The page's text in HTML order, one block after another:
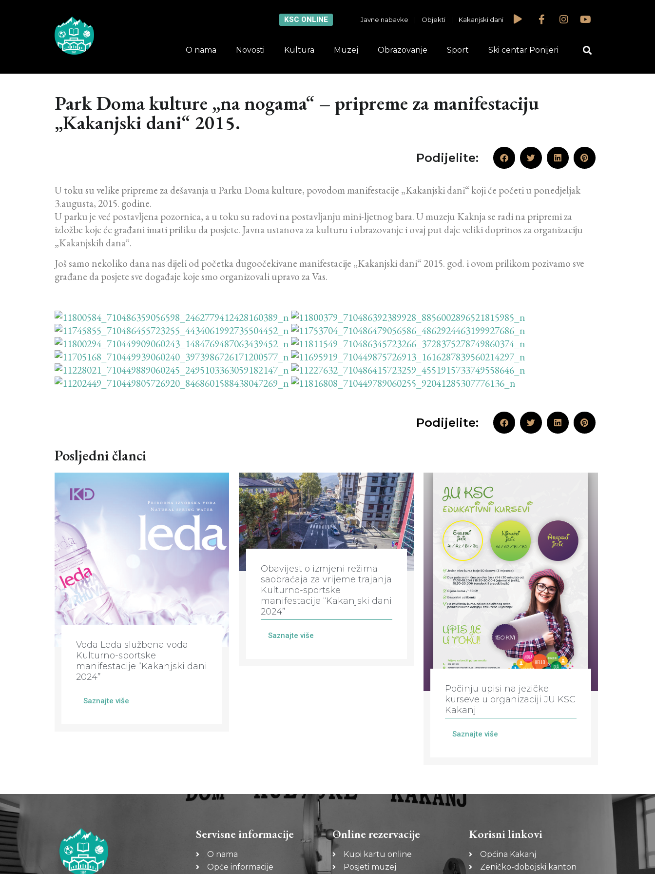
KSC ONLINE Javne nabavke | Objekti | Kakanjski dani
O nama Novosti Kultura Muzej Obrazovanje Sport Ski centar Ponijeri
Park Doma kulture „na nogama“ – pripreme za manifestaciju
„Kakanjski dani“ 2015.
Podijelite:
U toku su velike pripreme za dešavanja u Parku Doma kulture, povodom manifestacije „Kakanjski dani“ koji će početi u ponedjeljak
3.augusta, 2015. godine.
U parku je već postavljena pozornica, a u toku su radovi na postavljanju mini-ljetnog bara. U muzeju Kaknja se radi na pripremi za
izložbe koje će građani imati priliku da posjete. Javna ustanova za kulturu i obrazovanje i ovaj put daje veliki doprinos za organizaciju
„Kakanjskih dana“.
Još samo nekoliko dana nas dijeli od početka dugoočekivane manifestacije „Kakanjski dani“ 2015. god. i ovom prilikom pozivamo sve
građane da posjete sve događaje koje smo organizovali upravo za Vas.
Podijelite:
Posljedni članci
Voda Leda službena voda
Kulturno-sportske
manifestacije “Kakanjski dani
2024”
Saznajte više
Obavijest o izmjeni režima
saobraćaja za vrijeme trajanja
Kulturno-sportske
manifestacije “Kakanjski dani
2024”
Saznajte više
Počinju upisi na jezičke
kurseve u organizaciji JU KSC
Kakanj
Saznajte više
Servisne informacije
O nama
Opće informacije
Online rezervacije
Kupi kartu online
Posjeti muzej
Korisni linkovi
Općina Kakanj
Zeničko-dobojski kanton